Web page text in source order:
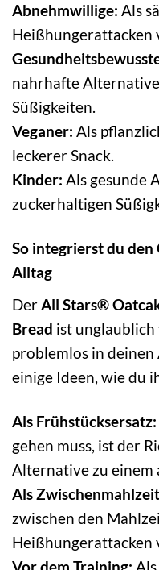
Abnehmwillige: Als
Heißhungerattacken
nahrhafte
Süßigkeiten.
Veganer: Als
leckerer Snack.
Kinder: Als gesunde
zuckerhaltigen
So integrierst du den
Alltag
DerAll Stars®
Bread ist unglaublich
problemlos in
einige Ideen, wie du
Als Frühstücksersatz:
gehen muss, ist der
Alternative zu einem
Als
zwischen den
Heißhungerattacken